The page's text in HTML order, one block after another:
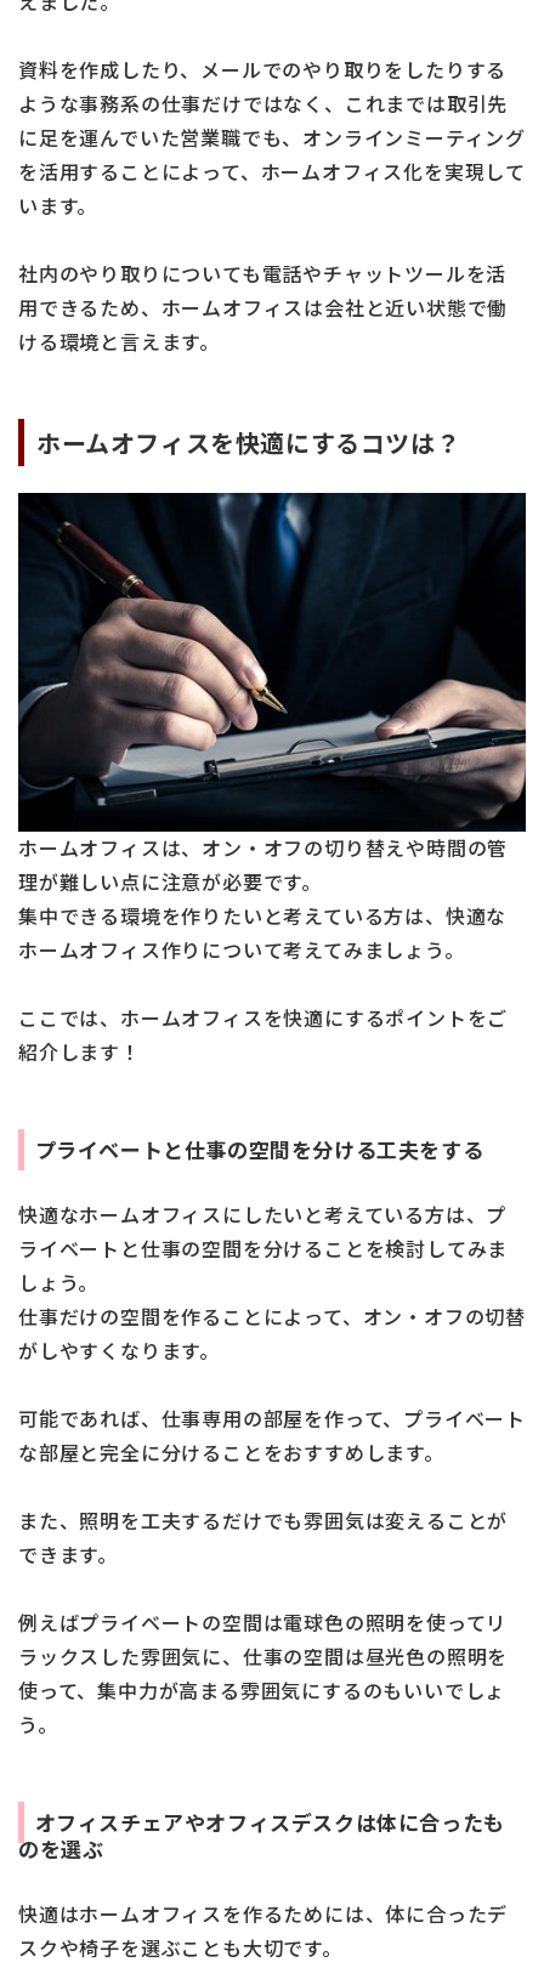
資料を作成したり、メールでのやり取りをしたりする
ような事務系の仕事だけではなく、これまでは取引先
に足を運んでいた営業職でも、オンラインミーティング
を活用することによって、ホームオフィス化を実現して
います。
社内のやり取りについても電話やチャットツールを活
用できるため、ホームオフィスは会社と近い状態で働
ける環境と言えます。
ホームオフィスを快適にするコツは？
ホームオフィスは、オン・オフの切り替えや時間の管
理が難しい点に注意が必要です。
集中できる環境を作りたいと考えている方は、快適な
ホームオフィス作りについて考えてみましょう。
ここでは、ホームオフィスを快適にするポイントをご
紹介します！
プライベートと仕事の空間を分ける工夫をする
快適なホームオフィスにしたいと考えている方は、プ
ライベートと仕事の空間を分けることを検討してみま
しょう。
仕事だけの空間を作ることによって、オン・オフの切替
がしやすくなります。
可能であれば、仕事専用の部屋を作って、プライベート
な部屋と完全に分けることをおすすめします。
また、照明を工夫するだけでも雰囲気は変えることが
できます。
例えばプライベートの空間は電球色の照明を使ってリ
ラックスした雰囲気に、仕事の空間は昼光色の照明を
使って、集中力が高まる雰囲気にするのもいいでしょ
う。
オフィスチェアやオフィスデスクは体に合ったも
のを選ぶ
快適はホームオフィスを作るためには、体に合ったデ
スクや椅子を選ぶことも大切です。